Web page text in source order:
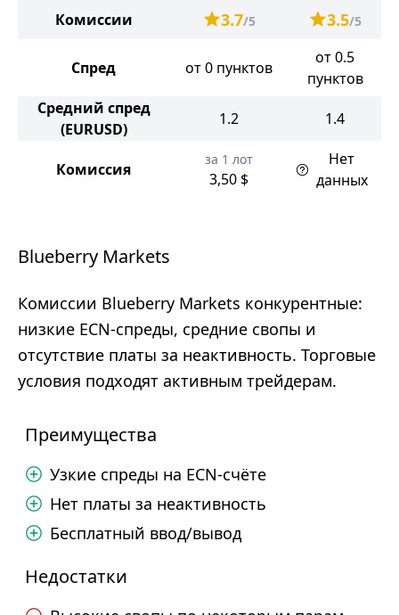
Комиссии 3.7/5 3.5/5
Спред от 0 пунктов
от 0.5
пунктов
Средний спред
(EURUSD)
1.2 1.4
Комиссия
за 1 лот
3,50 $
Нет
данных
Blueberry Markets
Комиссии Blueberry Markets конкурентные:
низкие ECN-спреды, средние свопы и
отсутствие платы за неактивность. Торговые
условия подходят активным трейдерам.
Преимущества
Узкие спреды на ECN-счёте
Нет платы за неактивность
Бесплатный ввод/вывод
Недостатки